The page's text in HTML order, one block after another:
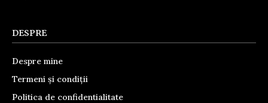
DESPRE
Despre mine
Termeni și condiții
Politica de confidentialitate